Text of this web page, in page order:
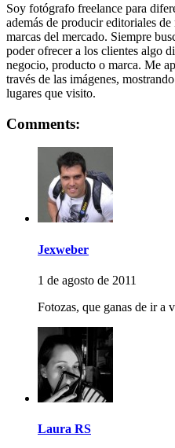
Soy fotógrafo freelance para
además de producir editoriales
marcas del mercado. Siempre
poder ofrecer a los clientes algo
negocio, producto o marca. Me
través de las imágenes,
lugares que visito.
Comments:
Jexweber
1 de agosto de 2011
Fotozas, que ganas de ir a
Laura RS